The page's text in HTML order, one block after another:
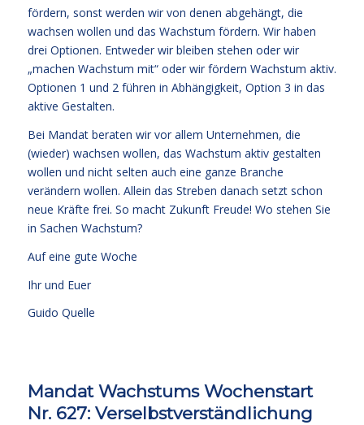
fördern, sonst werden wir von denen abgehängt, die
wachsen wollen und das Wachstum fördern. Wir haben
drei Optionen. Entweder wir bleiben stehen oder wir
„machen Wachstum mit“ oder wir fördern Wachstum aktiv.
Optionen 1 und 2 führen in Abhängigkeit, Option 3 in das
aktive Gestalten.
Bei Mandat beraten wir vor allem Unternehmen, die
(wieder) wachsen wollen, das Wachstum aktiv gestalten
wollen und nicht selten auch eine ganze Branche
verändern wollen. Allein das Streben danach setzt schon
neue Kräfte frei. So macht Zukunft Freude! Wo stehen Sie
in Sachen Wachstum?
Auf eine gute Woche
Ihr und Euer
Guido Quelle
Mandat Wachstums Wochenstart
Nr. 627: Verselbstverständlichung